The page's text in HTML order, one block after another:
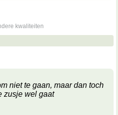
kwaliteiten
niet te gaan, maar dan toch
zusje wel gaat